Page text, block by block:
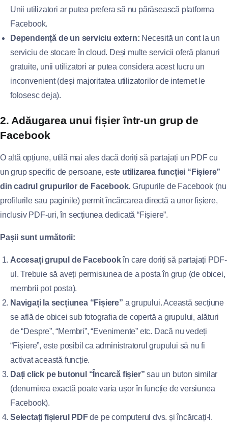
Unii utilizatori ar putea prefera să nu părăsească platforma
Facebook.
Dependență de un serviciu extern: Necesită un cont la un
serviciu de stocare în cloud. Deși multe servicii oferă planuri
gratuite, unii utilizatori ar putea considera acest lucru un
inconvenient (deși majoritatea utilizatorilor de internet le
folosesc deja).
2. Adăugarea unui fișier într-un grup de
Facebook
O altă opțiune, utilă mai ales dacă doriți să partajați un PDF cu
un grup specific de persoane, este utilizarea funcției “Fișiere”
din cadrul grupurilor de Facebook. Grupurile de Facebook (nu
profilurile sau paginile) permit încărcarea directă a unor fișiere,
inclusiv PDF-uri, în secțiunea dedicată “Fișiere”.
Pașii sunt următorii:
Accesați grupul de Facebookîn care doriți să partajați PDF-
ul. Trebuie să aveți permisiunea de a posta în grup (de obicei,
membrii pot posta).
Navigați la secțiunea “Fișiere” a grupului. Această secțiune
se află de obicei sub fotografia de copertă a grupului, alături
de “Despre”, “Membri”, “Evenimente” etc. Dacă nu vedeți
“Fișiere”, este posibil ca administratorul grupului să nu fi
activat această funcție.
Dați click pe butonul “Încarcă fișier” sau un buton similar
(denumirea exactă poate varia ușor în funcție de versiunea
Facebook).
Selectați fișierul PDFde pe computerul dvs. și încărcați-l.